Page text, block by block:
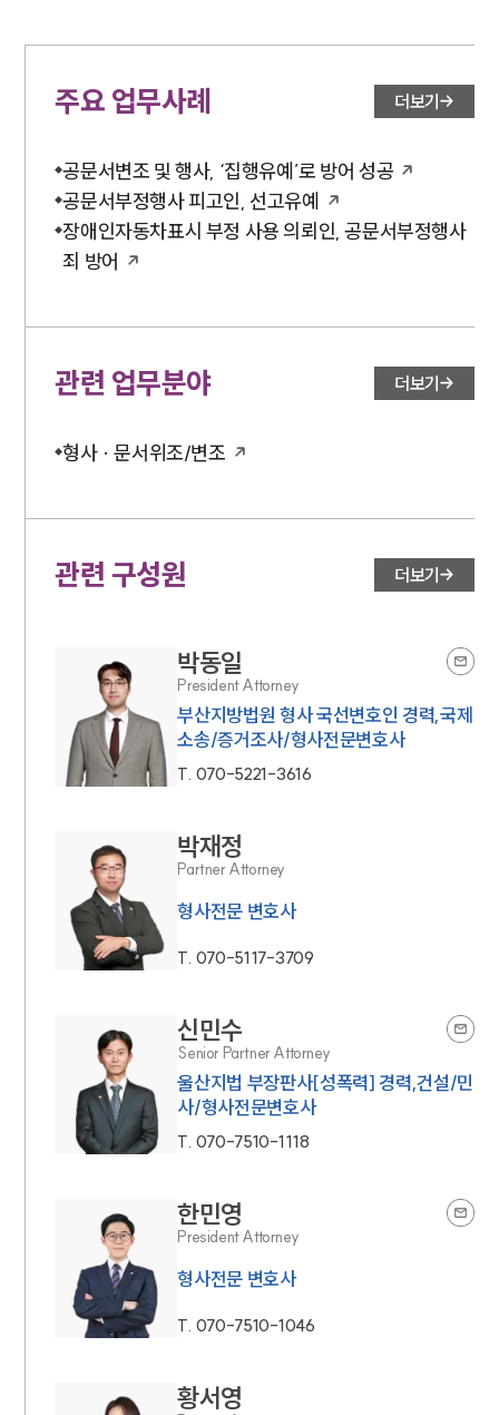
주요 업무사례 더보기
공문서변조 및 행사, ‘집행유예’로 방어 성공
공문서부정행사 피고인, 선고유예
장애인자동차표시 부정 사용 의뢰인, 공문서부정행사
죄 방어
관련 업무분야 더보기
형사 · 문서위조/변조
관련 구성원 더보기
박동일
President Attorney
부산지방법원 형사 국선변호인 경력,국제
소송/증거조사/형사전문변호사
T. 070-5221-3616
박재정
Partner Attorney
형사전문 변호사
T. 070-5117-3709
신민수
Senior Partner Attorney
울산지법 부장판사[성폭력] 경력,건설/민
사/형사전문변호사
T. 070-7510-1118
한민영
President Attorney
형사전문 변호사
T. 070-7510-1046
황서영